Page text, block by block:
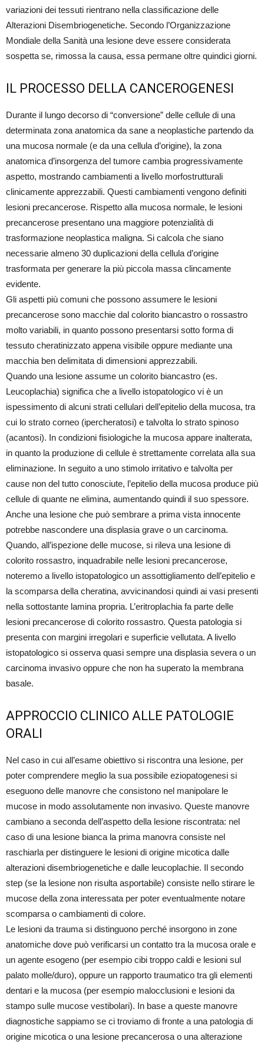
variazioni dei tessuti rientrano nella classificazione delle
Alterazioni Disembriogenetiche. Secondo l’Organizzazione
Mondiale della Sanità una lesione deve essere considerata
sospetta se, rimossa la causa, essa permane oltre quindici giorni.
IL PROCESSO DELLA CANCEROGENESI
Durante il lungo decorso di “conversione” delle cellule di una
determinata zona anatomica da sane a neoplastiche partendo da
una mucosa normale (e da una cellula d’origine), la zona
anatomica d’insorgenza del tumore cambia progressivamente
aspetto, mostrando cambiamenti a livello morfostrutturali
clinicamente apprezzabili. Questi cambiamenti vengono definiti
lesioni precancerose. Rispetto alla mucosa normale, le lesioni
precancerose presentano una maggiore potenzialità di
trasformazione neoplastica maligna. Si calcola che siano
necessarie almeno 30 duplicazioni della cellula d’origine
trasformata per generare la più piccola massa clincamente
evidente.
Gli aspetti più comuni che possono assumere le lesioni
precancerose sono macchie dal colorito biancastro o rossastro
molto variabili, in quanto possono presentarsi sotto forma di
tessuto cheratinizzato appena visibile oppure mediante una
macchia ben delimitata di dimensioni apprezzabili.
Quando una lesione assume un colorito biancastro (es.
Leucoplachia) significa che a livello istopatologico vi è un
ispessimento di alcuni strati cellulari dell’epitelio della mucosa, tra
cui lo strato corneo (ipercheratosi) e talvolta lo strato spinoso
(acantosi). In condizioni fisiologiche la mucosa appare inalterata,
in quanto la produzione di cellule è strettamente correlata alla sua
eliminazione. In seguito a uno stimolo irritativo e talvolta per
cause non del tutto conosciute, l’epitelio della mucosa produce più
cellule di quante ne elimina, aumentando quindi il suo spessore.
Anche una lesione che può sembrare a prima vista innocente
potrebbe nascondere una displasia grave o un carcinoma.
Quando, all’ispezione delle mucose, si rileva una lesione di
colorito rossastro, inquadrabile nelle lesioni precancerose,
noteremo a livello istopatologico un assottigliamento dell’epitelio e
la scomparsa della cheratina, avvicinandosi quindi ai vasi presenti
nella sottostante lamina propria. L’eritroplachia fa parte delle
lesioni precancerose di colorito rossastro. Questa patologia si
presenta con margini irregolari e superficie vellutata. A livello
istopatologico si osserva quasi sempre una displasia severa o un
carcinoma invasivo oppure che non ha superato la membrana
basale.
APPROCCIO CLINICO ALLE PATOLOGIE
ORALI
Nel caso in cui all’esame obiettivo si riscontra una lesione, per
poter comprendere meglio la sua possibile eziopatogenesi si
eseguono delle manovre che consistono nel manipolare le
mucose in modo assolutamente non invasivo. Queste manovre
cambiano a seconda dell’aspetto della lesione riscontrata: nel
caso di una lesione bianca la prima manovra consiste nel
raschiarla per distinguere le lesioni di origine micotica dalle
alterazioni disembriogenetiche e dalle leucoplachie. Il secondo
step (se la lesione non risulta asportabile) consiste nello stirare le
mucose della zona interessata per poter eventualmente notare
scomparsa o cambiamenti di colore.
Le lesioni da trauma si distinguono perché insorgono in zone
anatomiche dove può verificarsi un contatto tra la mucosa orale e
un agente esogeno (per esempio cibi troppo caldi e lesioni sul
palato molle/duro), oppure un rapporto traumatico tra gli elementi
dentari e la mucosa (per esempio malocclusioni e lesioni da
stampo sulle mucose vestibolari). In base a queste manovre
diagnostiche sappiamo se ci troviamo di fronte a una patologia di
origine micotica o una lesione precancerosa o una alterazione